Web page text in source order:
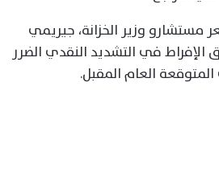
وزير الخزانة، جيريمي
الإفراط في التشديد النقدي الضرر
المتوقعة العام المقبل.